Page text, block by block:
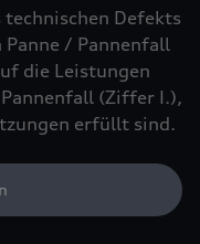
Defekts
/ Pannenfall
die Leistungen
(Ziffer I.),
erfüllt sind.